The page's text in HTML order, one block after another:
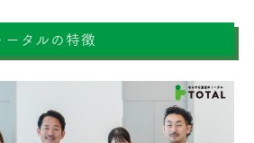
ータルの特徴